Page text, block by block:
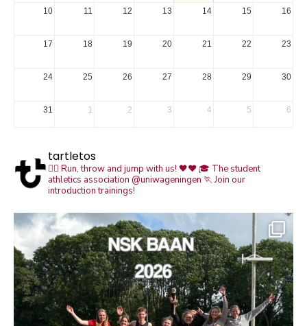
10 11 12 13 14 15 16
17 18 19 20 21 22 23
24 25 26 27 28 29 30
31 1 2 3 4 5 6
tartletos
🏃‍♀️ Run, throw and jump with us! 🖤❤️🎓 The student
athletics association @uniwageningen 🏃 Join our
introduction trainings!